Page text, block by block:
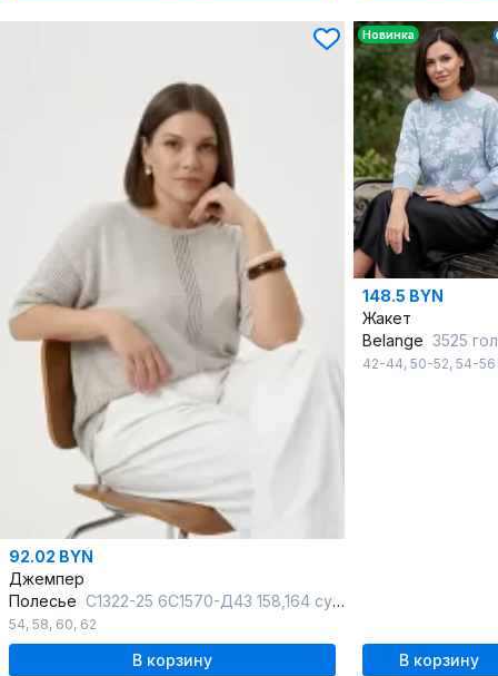
92.02 BYN
Джемпер
Полесье С1322-25 6С1570-Д43 158,164 суровый+лавандовый
54, 58, 60, 62
В корзину
Новинка
148.5 BYN
Жакет
Belange 3525
42-44, 50-52, 54-56
В корзину